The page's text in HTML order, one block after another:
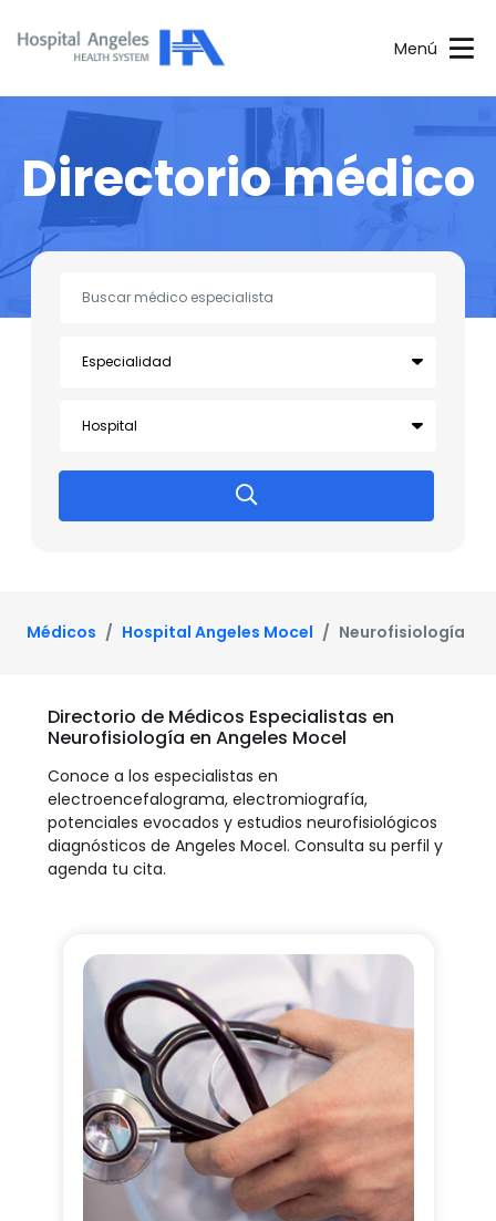
Menú
Directorio médico
Médicos Hospital Angeles Mocel Neurofisiología
Directorio de Médicos Especialistas en
Neurofisiología en Angeles Mocel
Conoce a los especialistas en
electroencefalograma, electromiografía,
potenciales evocados y estudios neurofisiológicos
diagnósticos de Angeles Mocel. Consulta su perfil y
agenda tu cita.